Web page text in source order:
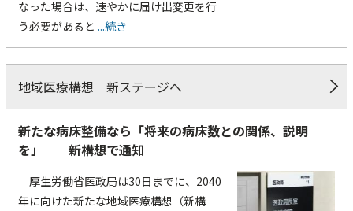
なった場合は、速やかに届け出変更を行
う必要があると ...続き
地域医療構想 新ステージへ
新たな病床整備なら「将来の病床数との関係、説明
を」 新構想で通知
厚生労働省医政局は30日までに、2040
年に向けた新たな地域医療構想（新構